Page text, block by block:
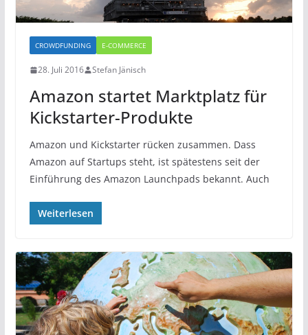
CROWDFUNDING E-COMMERCE
28. Juli 2016 Stefan Jänisch
Amazon startet Marktplatz für
Kickstarter-Produkte
Amazon und Kickstarter rücken zusammen. Dass
Amazon auf Startups steht, ist spätestens seit der
Einführung des Amazon Launchpads bekannt. Auch
Weiterlesen